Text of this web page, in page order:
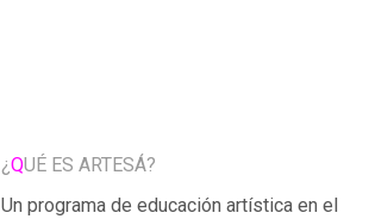
¿QUÉ ES ARTESÁ?
Un programa de educación artística en el